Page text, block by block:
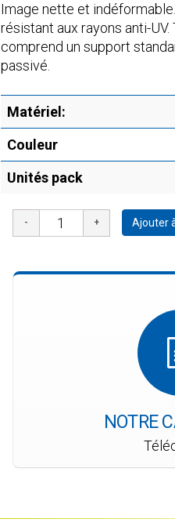
Image nette et
résistant aux rayons anti-
comprend un support
passivé.
Matériel:
Couleur
Unités pack
Ajouter
NOTRE